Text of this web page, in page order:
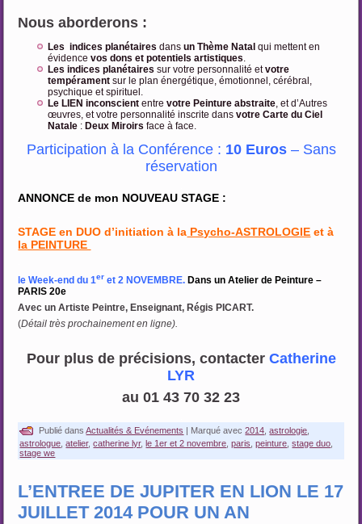
Nous aborderons :
Les indices planétaires dansun Thème Natal qui mettent en
évidencevos dons et potentiels artistiques.
Les indices planétaires sur votre personnalité etvotre
tempérament sur le plan énergétique, émotionnel, cérébral,
psychique et spirituel.
Le LIEN inconscient entrevotre Peinture abstraite, et d’Autres
œuvres, et votre personnalité inscrite dansvotre Carte du Ciel
Natale : Deux Miroirs face à face.
Participation à la Conférence : 10 Euros – Sans
réservation
ANNONCE de mon NOUVEAU STAGE :
STAGE en DUO d’initiation à la Psycho-ASTROLOGIE et à
la PEINTURE
le Week-end du 1er et 2 NOVEMBRE. Dans un Atelier de Peinture –
PARIS 20e
Avec un Artiste Peintre, Enseignant, Régis PICART.
(Détail très prochainement en ligne).
Pour plus de précisions, contacter Catherine
LYR
au 01 43 70 32 23
Publié dans Actualités & Evénements Marqué avec 2014 ,astrologie
astrologue,atelier,catherine lyr, le 1er et 2 novembre,paris,peinture,stage duo,
stage we
L’ENTREE DE JUPITER EN LION LE 17
JUILLET 2014 POUR UN AN